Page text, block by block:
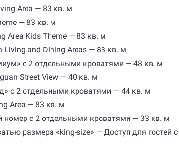
Area — 83 кв. м
— 83 кв. м
Area Kids Theme — 83 кв. м
Living and Dining Areas — 83 кв. м
с 2 отдельными кроватями — 48 кв. м
Street View — 40 кв. м
с 2 отдельными кроватями — 44 кв. м
Area — 83 кв. м
номер с 2 отдельными кроватями — 33 кв. м
размера «king-size» — Доступ для